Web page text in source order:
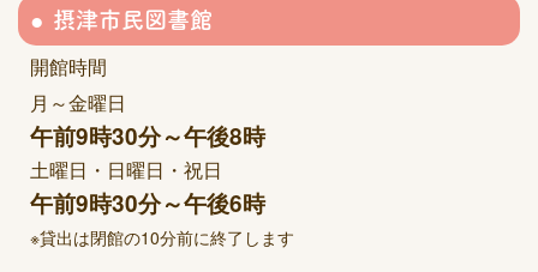
摂津市民図書館
開館時間
月～金曜日
午前9時30分～午後8時
土曜日・日曜日・祝日
午前9時30分～午後6時
※貸出は閉館の10分前に終了します